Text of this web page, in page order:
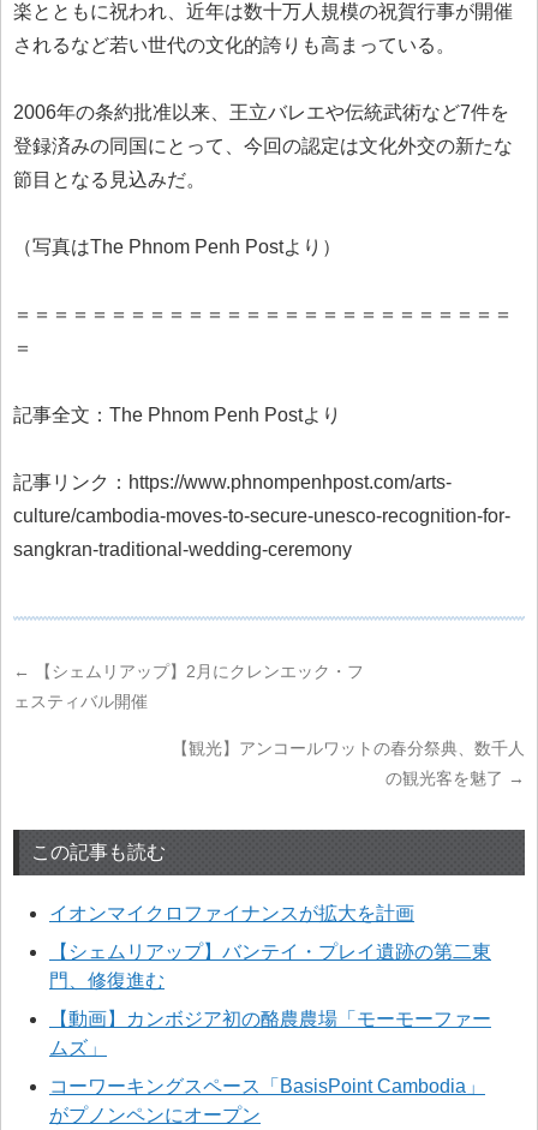
楽とともに祝われ、近年は数十万人規模の祝賀行事が開催
されるなど若い世代の文化的誇りも高まっている。
2006年の条約批准以来、王立バレエや伝統武術など7件を
登録済みの同国にとって、今回の認定は文化外交の新たな
節目となる見込みだ。
（写真はThe Phnom Penh Postより）
＝＝＝＝＝＝＝＝＝＝＝＝＝＝＝＝＝＝＝＝＝＝＝＝＝＝
＝
記事全文：The Phnom Penh Postより
記事リンク：https://www.phnompenhpost.com/arts-
culture/cambodia-moves-to-secure-unesco-recognition-for-
sangkran-traditional-wedding-ceremony
←
【シェムリアップ】2月にクレンエック・フ
ェスティバル開催
【観光】アンコールワットの春分祭典、数千人
の観光客を魅了 →
この記事も読む
イオンマイクロファイナンスが拡大を計画
【シェムリアップ】バンテイ・プレイ遺跡の第二東
門、修復進む
【動画】カンボジア初の酪農農場「モーモーファー
ムズ」
コーワーキングスペース「BasisPoint Cambodia」
がプノンペンにオープン